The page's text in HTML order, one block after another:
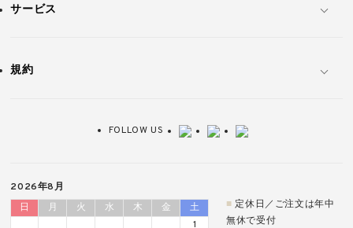
サービス
規約
FOLLOW US
2026年8月
日
月 火 水 木 金
土
1
■ 定休日／ご注文は年中
無休で受付